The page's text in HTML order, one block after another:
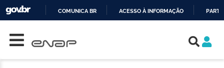
COMUNICA BR ACESSO À INFORMAÇÃO